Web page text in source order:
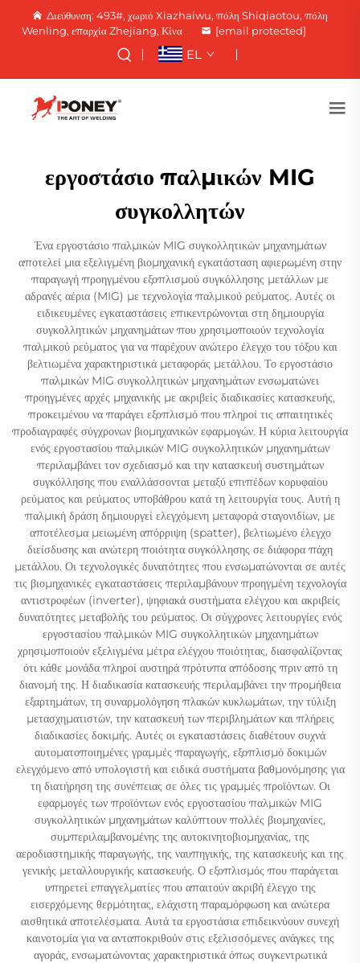
Διεύθυνση: 493#, χωριό Xiazhaiwu, πόλη Shiqiaotou, πόλη
Wenling, επαρχία Zhejiang, Κίνα
[email protected]
EL
εργοστάσιο παλμικών MIG
συγκολλητών
Ένα εργοστάσιο παλμικών MIG συγκολλητικών μηχανημάτων
αποτελεί μια εξελιγμένη βιομηχανική εγκατάσταση αφιερωμένη στην
παραγωγή προηγμένου εξοπλισμού συγκόλλησης μετάλλων με
αδρανές αέρια (MIG) με τεχνολογία παλμικού ρεύματος. Αυτές οι
ειδικευμένες εγκαταστάσεις επικεντρώνονται στη δημιουργία
συγκολλητικών μηχανημάτων που χρησιμοποιούν τεχνολογία
παλμικού ρεύματος για να παρέχουν ανώτερο έλεγχο του τόξου και
βελτιωμένα χαρακτηριστικά μεταφοράς μετάλλου. Το εργοστάσιο
παλμικών MIG συγκολλητικών μηχανημάτων ενσωματώνει
προηγμένες αρχές μηχανικής με ακριβείς διαδικασίες κατασκευής,
προκειμένου να παράγει εξοπλισμό που πληροί τις απαιτητικές
προδιαγραφές σύγχρονων βιομηχανικών εφαρμογών. Η κύρια λειτουργία
ενός εργοστασίου παλμικών MIG συγκολλητικών μηχανημάτων
περιλαμβάνει τον σχεδιασμό και την κατασκευή συστημάτων
συγκόλλησης που εναλλάσσονται μεταξύ επιπέδων κορυφαίου
ρεύματος και ρεύματος υποβάθρου κατά τη λειτουργία τους. Αυτή η
παλμική δράση δημιουργεί ελεγχόμενη μεταφορά σταγονιδίων, με
αποτέλεσμα μειωμένη απόρριψη (spatter), βελτιωμένο έλεγχο
διείσδυσης και ανώτερη ποιότητα συγκόλλησης σε διάφορα πάχη
μετάλλου. Οι τεχνολογικές δυνατότητες που ενσωματώνονται σε αυτές
τις βιομηχανικές εγκαταστάσεις περιλαμβάνουν προηγμένη τεχνολογία
αντιστροφέων (inverter), ψηφιακά συστήματα ελέγχου και ακριβείς
δυνατότητες μεταβολής του ρεύματος. Οι σύγχρονες λειτουργίες ενός
εργοστασίου παλμικών MIG συγκολλητικών μηχανημάτων
χρησιμοποιούν εξελιγμένα μέτρα ελέγχου ποιότητας, διασφαλίζοντας
ότι κάθε μονάδα πληροί αυστηρά πρότυπα απόδοσης πριν από τη
διανομή της. Η διαδικασία κατασκευής περιλαμβάνει την προμήθεια
εξαρτημάτων, τη συναρμολόγηση πλακών κυκλωμάτων, την τύλιξη
μετασχηματιστών, την κατασκευή των περιβλημάτων και πλήρεις
διαδικασίες δοκιμής. Αυτές οι εγκαταστάσεις διαθέτουν συχνά
αυτοματοποιημένες γραμμές παραγωγής, εξοπλισμό δοκιμών
ελεγχόμενο από υπολογιστή και ειδικά συστήματα βαθμονόμησης για
τη διατήρηση της συνέπειας σε όλες τις γραμμές προϊόντων. Οι
εφαρμογές των προϊόντων ενός εργοστασίου παλμικών MIG
συγκολλητικών μηχανημάτων καλύπτουν πολλές βιομηχανίες,
συμπεριλαμβανομένης της αυτοκινητοβιομηχανίας, της
αεροδιαστημικής παραγωγής, της ναυπηγικής, της κατασκευής και της
γενικής μεταλλουργικής κατασκευής. Ο εξοπλισμός που παράγεται
υπηρετεί επαγγελματίες που απαιτούν ακριβή έλεγχο της
εισερχόμενης θερμότητας, ελάχιστη παραμόρφωση και ανώτερα
αισθητικά αποτελέσματα. Αυτά τα εργοστάσια επιδεικνύουν συνεχή
καινοτομία για να ανταποκριθούν στις εξελισσόμενες ανάγκες της
αγοράς, ενσωματώνοντας χαρακτηριστικά όπως συγκεντρωτικά